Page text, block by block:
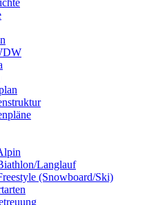
Langlauf
(Snowboard/Ski)